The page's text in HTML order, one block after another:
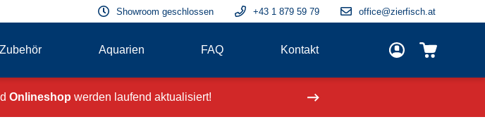
Showroom geschlossen +43 1 879 59 79 office@zierfisch.at
Zubehör Aquarien FAQ Kontakt
Onlineshop werden laufend aktualisiert!